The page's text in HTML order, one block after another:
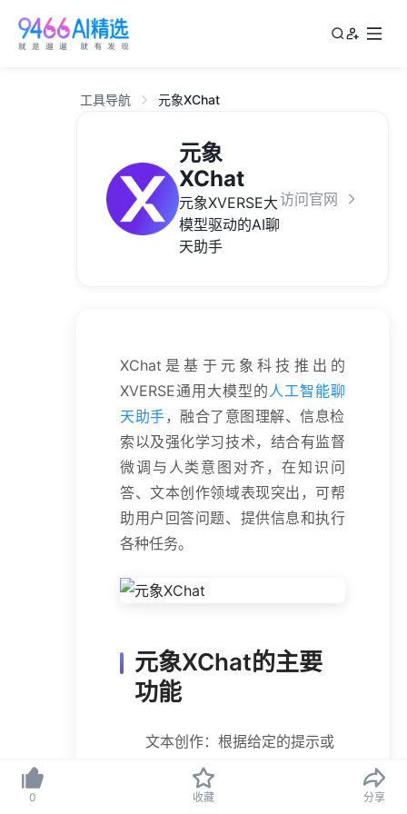
0 收藏 分享
工具导航 元象XChat
元象
XChat
元象XVERSE大
模型驱动的AI聊
天助手
访问官网
XChat是基于元象科技推出的
XVERSE通用大模型的人工智能聊
天助手 ，融合了意图理解、信息检
索以及强化学习技术，结合有监督
微调与人类意图对齐，在知识问
答、文本创作领域表现突出，可帮
助用户回答问题、提供信息和执行
各种任务。
元象XChat的主要
功能
文本创作：根据给定的提示或
指令生成连贯且相关的文本内
容，涵盖了从撰写简短笔记到